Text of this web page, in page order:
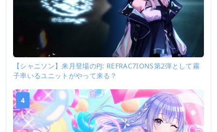
【シャニソン】来月登場のPJ: REFRAC7IONS第2弾として霧
子率いるユニットがやって来る？
4